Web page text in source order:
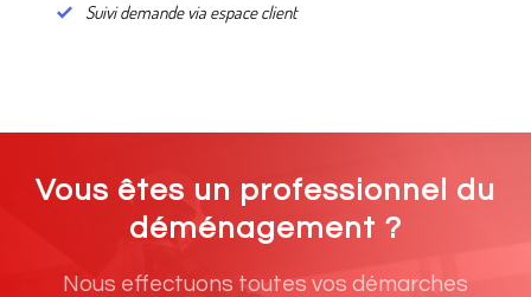
Suivi demande via espace client
Vous êtes un professionnel du
déménagement ?
Nous effectuons toutes vos démarches